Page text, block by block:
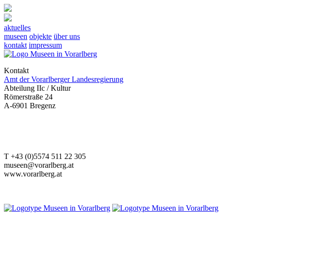
aktuelles
museen objekte über uns
kontakt impressum
Kontakt
Amt der Vorarlberger Landesregierung
Abteilung IIc / Kultur
Römerstraße 24
A-6901 Bregenz
T +43 (0)5574 511 22 305
museen@vorarlberg.at
www.vorarlberg.at